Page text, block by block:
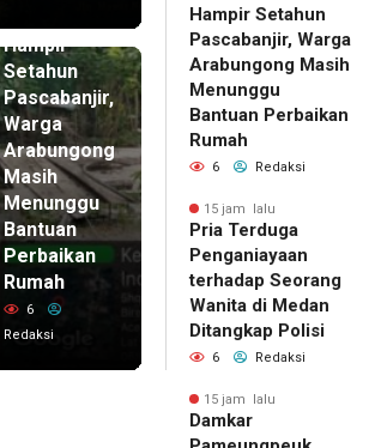
Hampir
Setahun
Pascabanjir,
Warga
Arabungong
Masih
Menunggu
Bantuan
Perbaikan
Rumah
6
Redaksi
Hampir Setahun
Pascabanjir, Warga
Arabungong Masih
Menunggu
Bantuan Perbaikan
Rumah
6 Redaksi
15 jam lalu
Pria Terduga
Penganiayaan
terhadap Seorang
Wanita di Medan
Ditangkap Polisi
6 Redaksi
15 jam lalu
Damkar